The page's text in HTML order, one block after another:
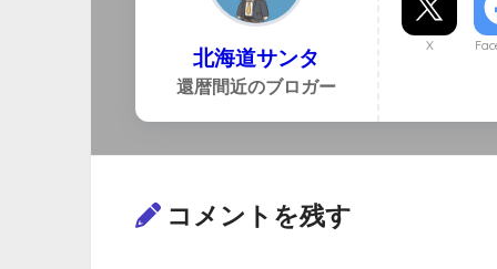
北海道サンタ
還暦間近のブロガー
X
コメントを残す